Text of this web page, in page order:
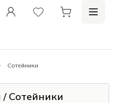
Сотейники
Сотейники